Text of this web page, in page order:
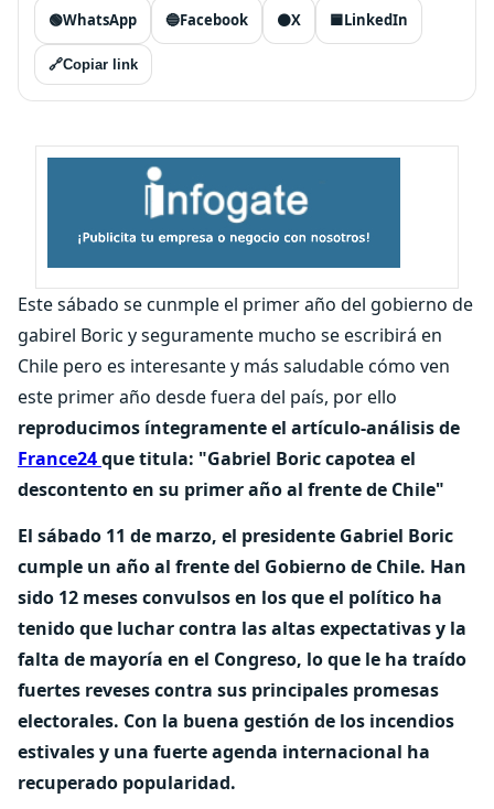
🟢WhatsApp 🔵Facebook ⚫X 🟦LinkedIn
🔗Copiar link
Este sábado se cunmple el primer año del gobierno de
gabirel Boric y seguramente mucho se escribirá en
Chile pero es interesante y más saludable cómo ven
este primer año desde fuera del país, por ello
reproducimos íntegramente el artículo-análisis de
France24que titula: "Gabriel Boric capotea el
descontento en su primer año al frente de Chile"
El sábado 11 de marzo, el presidente Gabriel Boric
cumple un año al frente del Gobierno de Chile. Han
sido 12 meses convulsos en los que el político ha
tenido que luchar contra las altas expectativas y la
falta de mayoría en el Congreso, lo que le ha traído
fuertes reveses contra sus principales promesas
electorales. Con la buena gestión de los incendios
estivales y una fuerte agenda internacional ha
recuperado popularidad.